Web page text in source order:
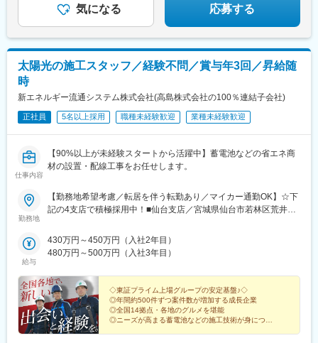
王子駅、武蔵五日市駅、西台駅、本蓮沼駅、大森海岸駅、青物横
丁駅、武蔵境駅、三鷹駅、吉祥寺駅、本郷三丁目駅、湯島駅、飯
ポーツセンター駅、みつわ台駅、蘇我駅、海浜幕張駅、前原駅、
駅、新八柱駅、大宮駅(埼玉県)、南浦和駅、さいたま新都心駅、北
朝霞駅、新越谷駅、川越駅、蕨駅、志木駅、所沢駅、草加駅、上
尾駅、大阪難波駅、淀屋橋駅、渡辺橋駅、沢ノ町駅、我孫子町
ター前駅、西大橋駅、肥後橋駅、阿波座駅、北浜駅(大阪府)、なん
ば駅(南海線)、天満橋駅、長堀橋駅、谷町六丁目駅、大阪ビジネス
駅、矢田駅(大阪府)、東部市場前駅、今川駅(大阪府)、出戸駅、中
津駅(大阪府・阪急線)、なにわ橋駅、天満駅、中津駅(地下鉄)、中
園駅、矢場町駅、いりなか駅、瑞穂区役所駅、日比野駅(名古屋市
営)、伏屋駅、武蔵小杉駅、目黒駅、秋葉原駅、新橋駅、東京駅、
都)、西日暮里駅、五反田駅、中目黒駅、泉岳寺駅、立川駅、小竹
向原駅、二子玉川駅、四ツ谷駅、あざみ野駅、湘南台駅、天王洲
アイル駅、日吉駅(神奈川県)、溝の口駅、藤沢本町駅、長津田駅、
登戸駅、戸塚駅、海老名駅(相模線)、大和駅(神奈川県)、菊名駅、
大船駅、橋本駅(神奈川県)、上大岡駅、中央林間駅、センター南
気になる 応募する
太陽光の施工スタッフ／経験不問／賞与年3回／昇給随
時
新エネルギー流通システム株式会社(高島株式会社の100％連結子会社)
正社員 5名以上採用 職種未経験歓迎 業種未経験歓迎
仕事内容
【90%以上が未経験スタートから活躍中】蓄電池などの省エネ商
材の設置・配線工事をお任せします。
勤務地
【勤務地希望考慮／転居を伴う転勤あり／マイカー通勤OK】☆下
記の4支店で積極採用中！■仙台支店／宮城県仙台市若林区荒井東
神奈川県平塚市横内4084-1■京都支店／京都府京都市伏見区竹田
西段川原町117【その他、全国に支店があります！】■青森支店／
青森県八戸市沼館1-20-6■秋田支店／秋田県秋田市川尻大川町10-
郡山市八山田2-153■群馬支店／群馬県伊勢崎市宮子町3524-155■
静岡支店／静岡県浜松市中央区下江町325-3■岐阜支店／岐阜県岐
阜市茜部野瀬1‐31-5■金沢支店／石川県金沢市松島2-126■岡山支
店／岡山県岡山市北区田中184-108-D-101■本社・福岡支店／福岡
県大野城市筒井4丁目6-14※勤務地の受動喫煙対策：あり
給与
430万円～450万円（入社2年目）
480万円～500万円（入社3年目）
◇東証プライム上場グループの安定基盤♪◇
◎年間約500件ずつ案件数が増加する成長企業
◎全国14拠点・各地のグルメを堪能
◎ニーズが高まる蓄電池などの施工技術が身につく